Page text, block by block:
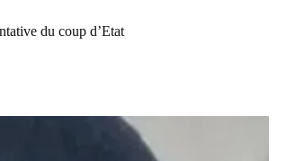
du coup d’Etat